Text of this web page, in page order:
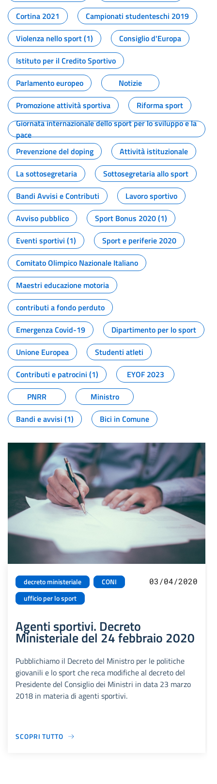
Cortina 2021
Campionati studenteschi 2019
Violenza nello sport (1)
Consiglio d'Europa
Istituto per il Credito Sportivo
Parlamento europeo
Notizie
Promozione attività sportiva
Riforma sport
Giornata internazionale dello sport per lo sviluppo e la
pace
Prevenzione del doping
Attività istituzionale
La sottosegretaria
Sottosegretaria allo sport
Bandi Avvisi e Contributi
Lavoro sportivo
Avviso pubblico
Sport Bonus 2020 (1)
Eventi sportivi (1)
Sport e periferie 2020
Comitato Olimpico Nazionale Italiano
Maestri educazione motoria
contributi a fondo perduto
Emergenza Covid-19
Dipartimento per lo sport
Unione Europea
Studenti atleti
Contributi e patrocini (1)
EYOF 2023
PNRR
Ministro
Bandi e avvisi (1)
Bici in Comune
decreto ministeriale
CONI
ufficio per lo sport
03/04/2020
Agenti sportivi. Decreto
Ministeriale del 24 febbraio 2020
Pubblichiamo il Decreto del Ministro per le politiche
giovanili e lo sport che reca modifiche al decreto del
Presidente del Consiglio dei Ministri in data 23 marzo
2018 in materia di agenti sportivi.
SCOPRI TUTTO